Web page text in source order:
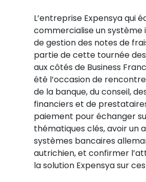
L’entreprise Expensya qui
commercialise un système
de gestion des notes de
partie de cette tournée
aux côtés de Business
été l’occasion de
de la banque, du conseil,
financiers et de
paiement pour échanger
thématiques clés, avoir un
systèmes bancaires
autrichien, et confirmer
la solution Expensya sur